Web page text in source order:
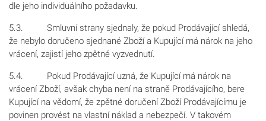
dle jeho individuálního požadavku.
5.3. Smluvní strany sjednaly, že pokud Prodávající shledá,
že nebylo doručeno sjednané Zboží a Kupující má nárok na jeho
vrácení, zajistí jeho zpětné vyzvednutí.
5.4. Pokud Prodávající uzná, že Kupující má nárok na
vrácení Zboží, avšak chyba není na straně Prodávajícího, bere
Kupující na vědomí, že zpětné doručení Zboží Prodávajícímu je
povinen provést na vlastní náklad a nebezpečí. V takovém